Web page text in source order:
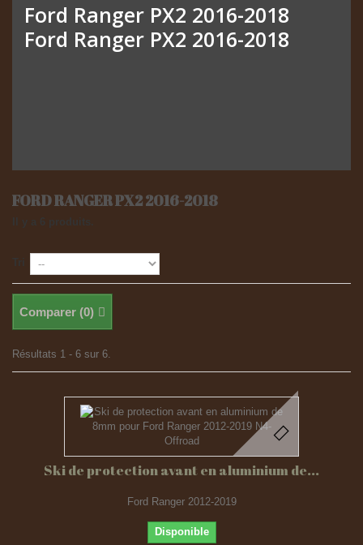
Ford Ranger PX2 2016-2018
Ford Ranger PX2 2016-2018
FORD RANGER PX2 2016-2018
Comparer (0)
Résultats 1 - 6 sur 6.
Ski de protection avant en aluminium de...
Ford Ranger 2012-2019
Disponible